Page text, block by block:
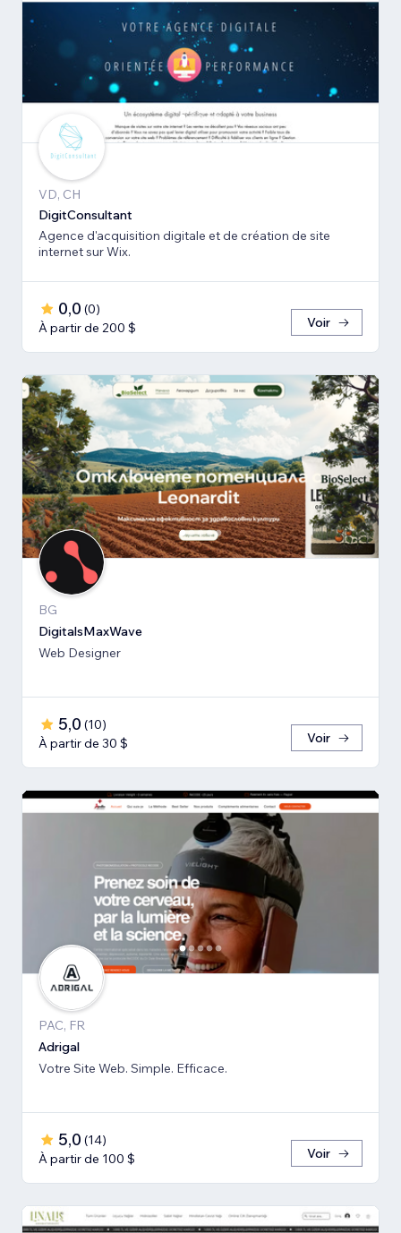
VD, CH
DigitConsultant
Agence d'acquisition digitale et de création de site
internet sur Wix.
0,0 (0)
À partir de 200 $
Voir
BG
DigitalsMaxWave
Web Designer
5,0 (10)
À partir de 30 $
Voir
PAC, FR
Adrigal
Votre Site Web. Simple. Efficace.
5,0 (14)
À partir de 100 $
Voir